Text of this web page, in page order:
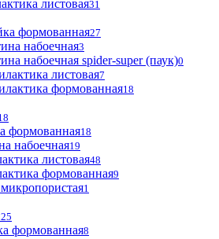
листовая31
формованная27
набоечная3
набоечная spider-super (паук)0
листовая7
формованная18
формованная18
набоечная19
листовая48
формованная9
1
25
формованная8